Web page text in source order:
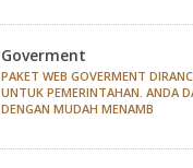
Goverment
PAKET WEB GOVERMENT
UNTUK PEMERINTAHAN. ANDA
DENGAN MUDAH MENAMB